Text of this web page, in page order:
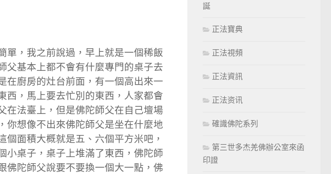
單，我之前說過，早上就是一個稀飯
父基本上都不會有什麼專門的桌子去
在廚房的灶台前面，有一個高出來一
西，馬上要去忙別的東西，人家都會
在法臺上，但是佛陀師父在自己壇場
你想像不出來佛陀師父是坐在什麼地
面積大概就是五、六個平方米吧，
小桌子，桌子上堆滿了東西，佛陀師
佛陀師父說要不要換一個大一點，佛
誕
正法寶典
正法視頻
正法資訊
正法资讯
確識佛陀系列
第三世多杰羌佛辦公室來函
印證